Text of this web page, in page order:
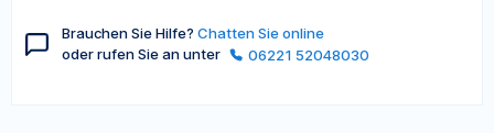
Brauchen Sie Hilfe? Chatten Sie online
oder rufen Sie an unter
06221 52048030